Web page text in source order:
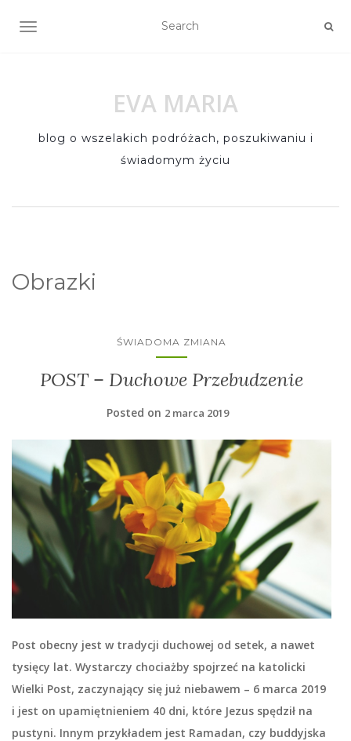
TOGGLE NAVIGATION
EVA MARIA
blog o wszelakich podróżach, poszukiwaniu i
świadomym życiu
Obrazki
ŚWIADOMA ZMIANA
POST – Duchowe Przebudzenie
Posted on 2 marca 2019
Post obecny jest w tradycji duchowej od setek, a nawet
tysięcy lat. Wystarczy chociażby spojrzeć na katolicki
Wielki Post, zaczynający się już niebawem – 6 marca 2019
i jest on upamiętnieniem 40 dni, które Jezus spędził na
pustyni. Innym przykładem jest Ramadan, czy buddyjska